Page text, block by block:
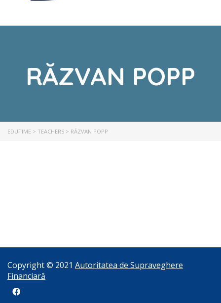
RĂZVAN POPP
EDUTIME > TEACHERS > RĂZVAN POPP
Copyright © 2021 Autoritatea de Supraveghere
Financiară